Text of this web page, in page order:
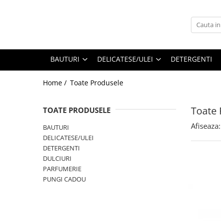
PARFUMURI
BAUTURI DELICATESE/ULEI DETERGENTI
Home / Toate Produsele
Toate
TOATE PRODUSELE
BAUTURI
DELICATESE/ULEI
DETERGENTI
DULCIURI
PARFUMERIE
PUNGI CADOU
Afiseaza: